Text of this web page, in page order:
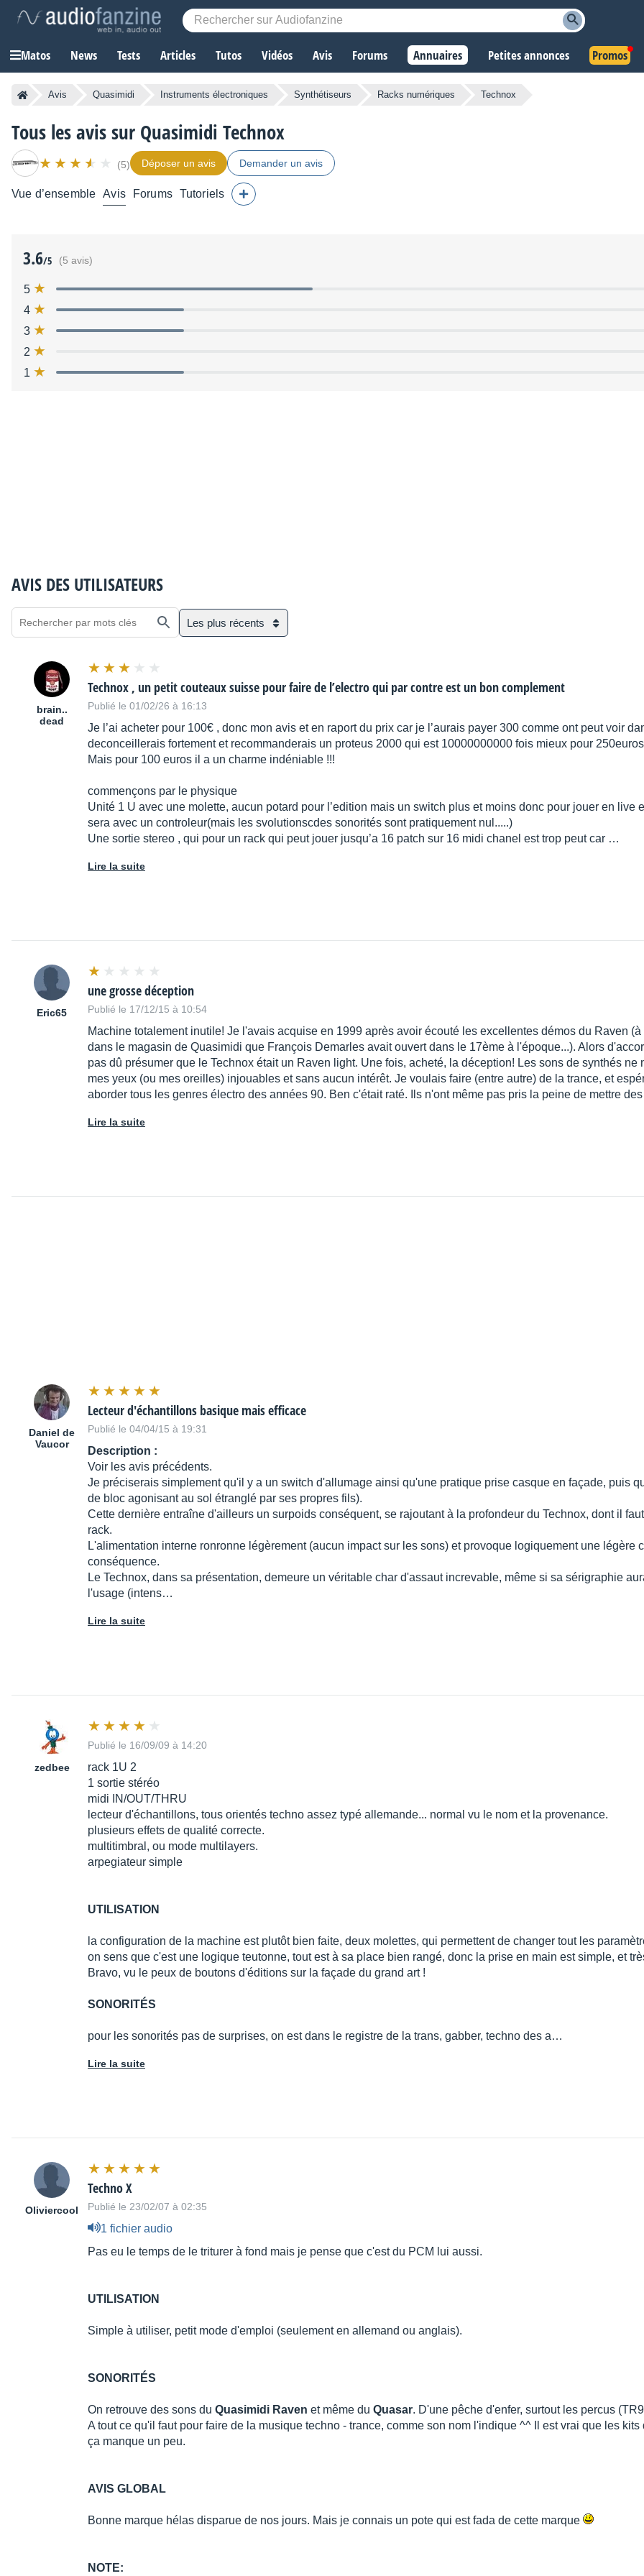
Matos News Tests Articles Tutos Vidéos Avis Forums Annuaires Petites annonces Promos
Avis Quasimidi Instruments électroniques Synthétiseurs Racks numériques Technox
Tous les avis sur Quasimidi Technox
(5) Déposer un avis Demander un avis
Vue d’ensemble Avis Forums Tutoriels
3.6/5 (5 avis)
5
4
3
2
1
AVIS DES UTILISATEURS
Les plus récents
brain..
dead
Technox , un petit couteaux suisse pour faire de l’electro qui par contre est un bon complement
Publié le 01/02/26 à 16:13
Je l’ai acheter pour 100€ , donc mon avis et en raport du prix car je l’aurais payer 300 comme ont peut voir
deconceillerais fortement et recommanderais un proteus 2000 qui est 10000000000 fois mieux pour
Mais pour 100 euros il a un charme indéniable !!!
commençons par le physique
Unité 1 U avec une molette, aucun potard pour l’edition mais un switch plus et moins donc pour jouer en live
sera avec un controleur(mais les svolutionscdes sonorités sont pratiquement nul.....)
Une sortie stereo , qui pour un rack qui peut jouer jusqu’a 16 patch sur 16 midi chanel est trop peut car …
Lire la suite
Eric65
une grosse déception
Publié le 17/12/15 à 10:54
Machine totalement inutile! Je l'avais acquise en 1999 après avoir écouté les excellentes démos du Raven
dans le magasin de Quasimidi que François Demarles avait ouvert dans le 17ème à l'époque...). Alors
pas dû présumer que le Technox était un Raven light. Une fois, acheté, la déception! Les sons de synthés ne
mes yeux (ou mes oreilles) injouables et sans aucun intérêt. Je voulais faire (entre autre) de la trance, et
aborder tous les genres électro des années 90. Ben c'était raté. Ils n'ont même pas pris la peine de mettre
Lire la suite
Daniel de
Vaucor
Lecteur d'échantillons basique mais efficace
Publié le 04/04/15 à 19:31
Description :
Voir les avis précédents.
Je préciserais simplement qu'il y a un switch d'allumage ainsi qu'une pratique prise casque en façade, puis
de bloc agonisant au sol étranglé par ses propres fils).
Cette dernière entraîne d'ailleurs un surpoids conséquent, se rajoutant à la profondeur du Technox, dont il
rack.
L'alimentation interne ronronne légèrement (aucun impact sur les sons) et provoque logiquement une légère
conséquence.
Le Technox, dans sa présentation, demeure un véritable char d'assaut increvable, même si sa sérigraphie
l'usage (intens…
Lire la suite
zedbee
Publié le 16/09/09 à 14:20
rack 1U 2
1 sortie stéréo
midi IN/OUT/THRU
lecteur d'échantillons, tous orientés techno assez typé allemande... normal vu le nom et la provenance.
plusieurs effets de qualité correcte.
multitimbral, ou mode multilayers.
arpegiateur simple
UTILISATION
la configuration de la machine est plutôt bien faite, deux molettes, qui permettent de changer tout les
on sens que c'est une logique teutonne, tout est à sa place bien rangé, donc la prise en main est simple, et
Bravo, vu le peux de boutons d'éditions sur la façade du grand art !
SONORITÉS
pour les sonorités pas de surprises, on est dans le registre de la trans, gabber, techno des a…
Lire la suite
Oliviercool
Techno X
Publié le 23/02/07 à 02:35
1 fichier audio
Pas eu le temps de le triturer à fond mais je pense que c'est du PCM lui aussi.
UTILISATION
Simple à utiliser, petit mode d'emploi (seulement en allemand ou anglais).
SONORITÉS
On retrouve des sons du Quasimidi Raven et même du Quasar. D'une pêche d'enfer, surtout les percus
A tout ce qu'il faut pour faire de la musique techno - trance, comme son nom l'indique ^^ Il est vrai que les
ça manque un peu.
AVIS GLOBAL
Bonne marque hélas disparue de nos jours. Mais je connais un pote qui est fada de cette marque
NOTE: